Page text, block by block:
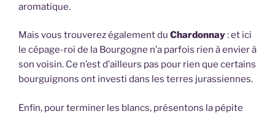
aromatique.
Mais vous trouverez également du Chardonnay: et ici
le cépage-roi de la Bourgogne n’a parfois rien à envier à
son voisin. Ce n’est d’ailleurs pas pour rien que certains
bourguignons ont investi dans les terres jurassiennes.
Enfin, pour terminer les blancs, présentons la pépite